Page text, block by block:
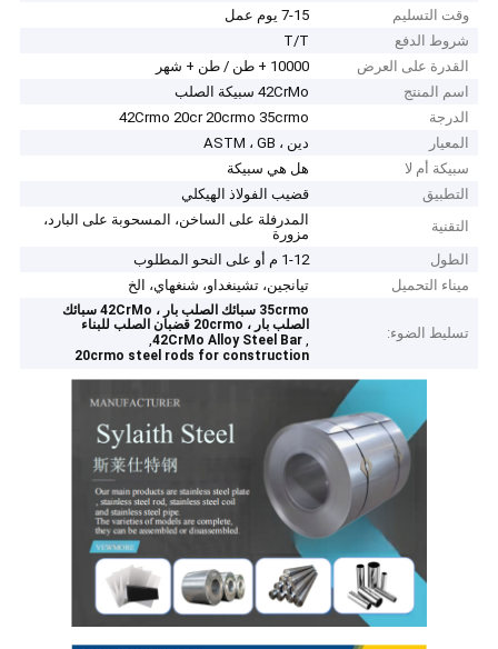
وقت التسليم
7-15 يوم عمل
شروط الدفع
T/T
القدرة على العرض
10000 + طن / طن + شهر
اسم المنتج
42CrMo سبيكة الصلب
الدرجة
42Crmo 20cr 20crmo 35crmo
المعيار
دين ، ASTM ، GB
سبيكة أم لا
هل هي سبيكة
التطبيق
قضيب الفولاذ الهيكلي
التقنية
المدرفلة على الساخن، المسحوبة على البارد،
مزورة
الطول
1-12 م أو على النحو المطلوب
ميناء التحميل
تيانجين، تشينغداو، شنغهاي، الخ
تسليط الضوء:
35crmo سبائك الصلب بار ، 42CrMo سبائك
الصلب بار ، 20crmo قضبان الصلب للبناء
,
42CrMo Alloy Steel Bar
,
20crmo steel rods for construction